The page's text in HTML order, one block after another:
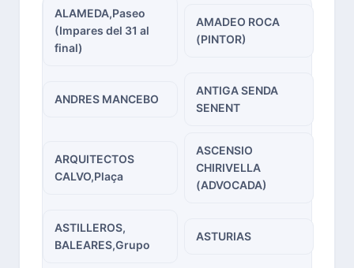
ALAMEDA,Paseo
(Impares del 31 al
final)
AMADEO ROCA
(PINTOR)
ANDRES MANCEBO
ANTIGA SENDA
SENENT
ARQUITECTOS
CALVO,Plaça
ASCENSIO
CHIRIVELLA
(ADVOCADA)
ASTILLEROS,
BALEARES,Grupo
ASTURIAS